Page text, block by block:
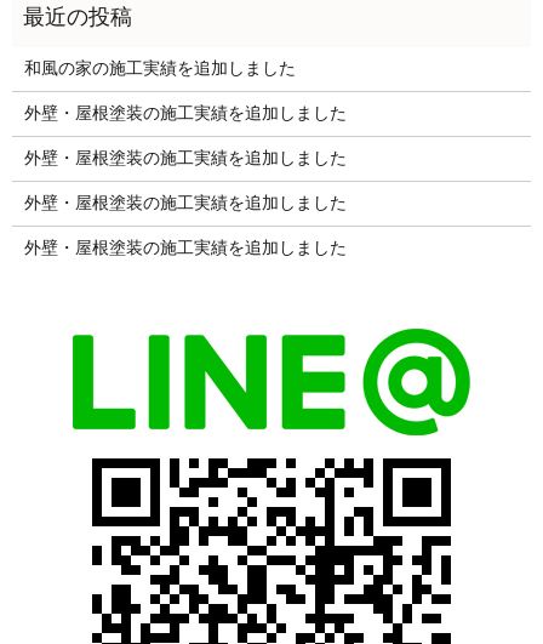
和風の家の施工実績を追加しました
外壁・屋根塗装の施工実績を追加しました
外壁・屋根塗装の施工実績を追加しました
外壁・屋根塗装の施工実績を追加しました
外壁・屋根塗装の施工実績を追加しました